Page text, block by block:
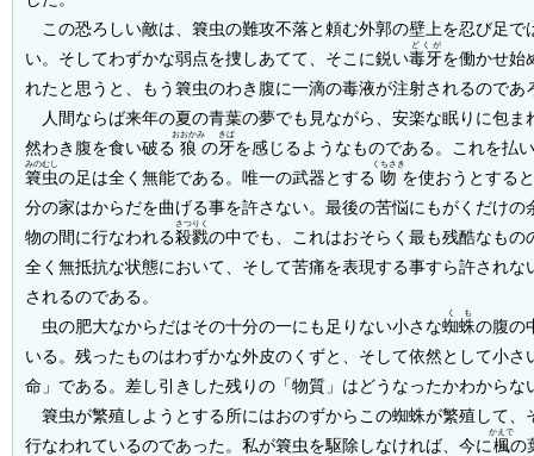
この恐ろしい敵は、簔虫の難攻不落と頼む外郭の壁上を忍び足で
い。そしてわずかな弱点を捜しあてて、そこに鋭い毒牙
どくが
を働かせ始
れたと思うと、もう簔虫のわき腹に一滴の毒液が注射されるのであ
人間ならば来年の夏の青葉の夢でも見ながら、安楽な眠りに包ま
然わき腹を食い破る 狼
おおかみ
の牙
きば
を感じるようなものである。これを払
簔虫
みのむし
の足は全く無能である。唯一の武器とする 吻
くちさき
を使おうとする
分の家はからだを曲げる事を許さない。最後の苦悩にもがくだけの
物の間に行なわれる殺戮
さつりく
の中でも、これはおそらく最も残酷なもの
全く無抵抗な状態において、そして苦痛を表現する事すら許されな
されるのである。
虫の肥大なからだはその十分の一にも足りない小さな蜘蛛
くも
の腹の
いる。残ったものはわずかな外皮のくずと、そして依然として小さ
命」である。差し引きした残りの「物質」はどうなったかわからな
簔虫が繁殖しようとする所にはおのずからこの蜘蛛が繁殖して、
行なわれているのであった。私が簔虫を駆除しなければ、今に楓
かえで
の